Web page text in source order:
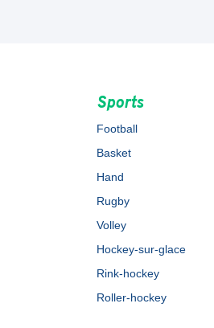
Sports
Football
Basket
Hand
Rugby
Volley
Hockey-sur-glace
Rink-hockey
Roller-hockey